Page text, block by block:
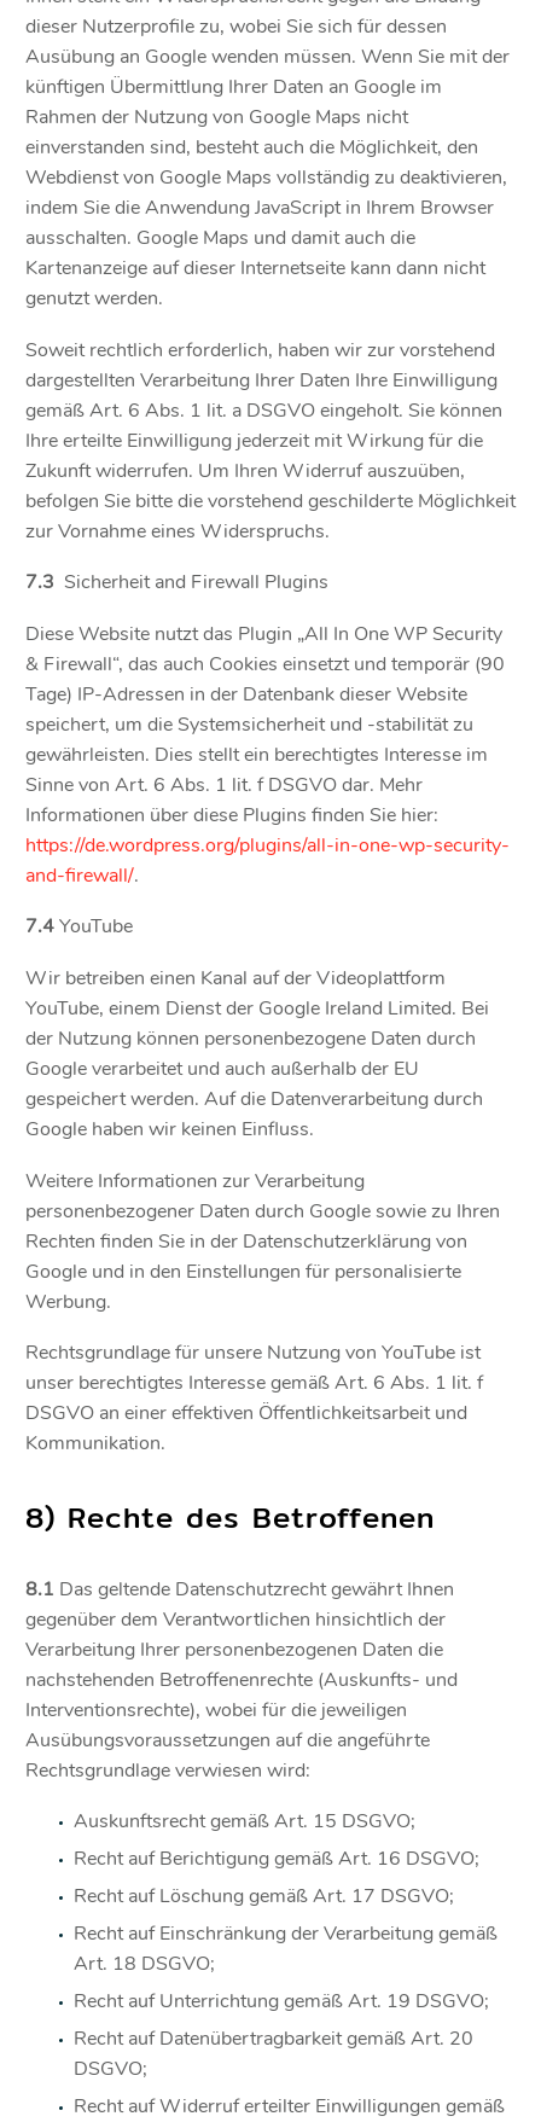
dieser Nutzerprofile zu, wobei Sie sich für dessen
Ausübung an Google wenden müssen. Wenn Sie mit der
künftigen Übermittlung Ihrer Daten an Google im
Rahmen der Nutzung von Google Maps nicht
einverstanden sind, besteht auch die Möglichkeit, den
Webdienst von Google Maps vollständig zu deaktivieren,
indem Sie die Anwendung JavaScript in Ihrem Browser
ausschalten. Google Maps und damit auch die
Kartenanzeige auf dieser Internetseite kann dann nicht
genutzt werden.
Soweit rechtlich erforderlich, haben wir zur vorstehend
dargestellten Verarbeitung Ihrer Daten Ihre Einwilligung
gemäß Art. 6 Abs. 1 lit. a DSGVO eingeholt. Sie können
Ihre erteilte Einwilligung jederzeit mit Wirkung für die
Zukunft widerrufen. Um Ihren Widerruf auszuüben,
befolgen Sie bitte die vorstehend geschilderte Möglichkeit
zur Vornahme eines Widerspruchs.
7.3 Sicherheit and Firewall Plugins
Diese Website nutzt das Plugin „All In One WP Security
& Firewall“, das auch Cookies einsetzt und temporär (90
Tage) IP-Adressen in der Datenbank dieser Website
speichert, um die Systemsicherheit und -stabilität zu
gewährleisten. Dies stellt ein berechtigtes Interesse im
Sinne von Art. 6 Abs. 1 lit. f DSGVO dar. Mehr
Informationen über diese Plugins finden Sie hier:
https://de.wordpress.org/plugins/all-in-one-wp-security-
and-firewall/.
7.4YouTube
Wir betreiben einen Kanal auf der Videoplattform
YouTube, einem Dienst der Google Ireland Limited. Bei
der Nutzung können personenbezogene Daten durch
Google verarbeitet und auch außerhalb der EU
gespeichert werden. Auf die Datenverarbeitung durch
Google haben wir keinen Einfluss.
Weitere Informationen zur Verarbeitung
personenbezogener Daten durch Google sowie zu Ihren
Rechten finden Sie in der Datenschutzerklärung von
Google und in den Einstellungen für personalisierte
Werbung.
Rechtsgrundlage für unsere Nutzung von YouTube ist
unser berechtigtes Interesse gemäß Art. 6 Abs. 1 lit. f
DSGVO an einer effektiven Öffentlichkeitsarbeit und
Kommunikation.
8) Rechte des Betroffenen
8.1 Das geltende Datenschutzrecht gewährt Ihnen
gegenüber dem Verantwortlichen hinsichtlich der
Verarbeitung Ihrer personenbezogenen Daten die
nachstehenden Betroffenenrechte (Auskunfts- und
Interventionsrechte), wobei für die jeweiligen
Ausübungsvoraussetzungen auf die angeführte
Rechtsgrundlage verwiesen wird:
Auskunftsrecht gemäß Art. 15 DSGVO;
Recht auf Berichtigung gemäß Art. 16 DSGVO;
Recht auf Löschung gemäß Art. 17 DSGVO;
Recht auf Einschränkung der Verarbeitung gemäß
Art. 18 DSGVO;
Recht auf Unterrichtung gemäß Art. 19 DSGVO;
Recht auf Datenübertragbarkeit gemäß Art. 20
DSGVO;
Recht auf Widerruf erteilter Einwilligungen gemäß